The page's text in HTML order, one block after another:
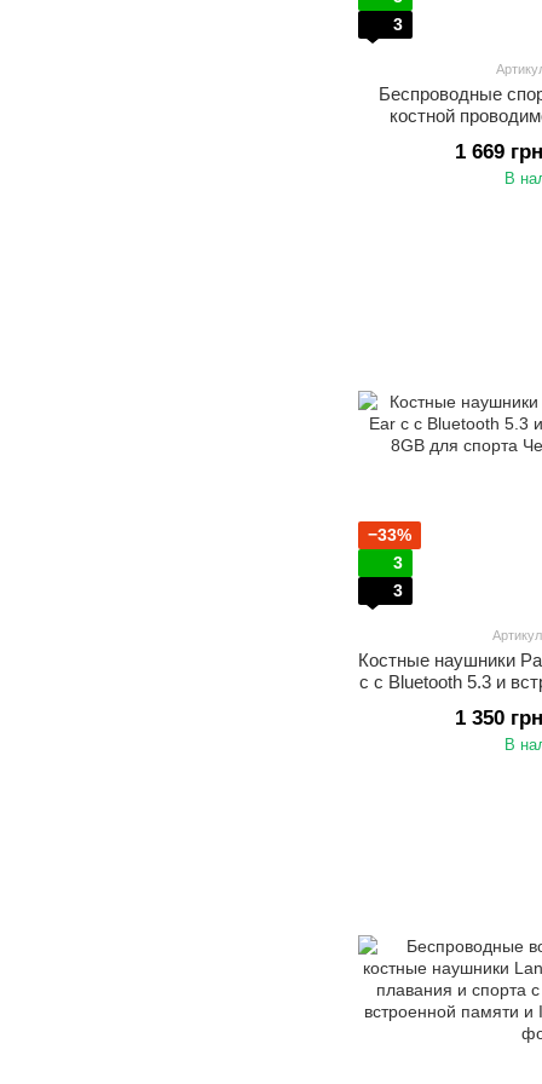
3
Беспроводные
костной
1 669 грн
В
−33%
3
3
Костные наушники
с с Bluetooth 5.3 и
1 350 грн
В